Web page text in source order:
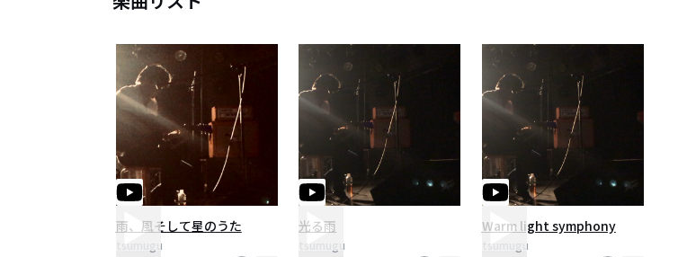
雨、風そして星のうた
tsumugu
光る雨
tsumugu
Warm light symphony
tsumugu